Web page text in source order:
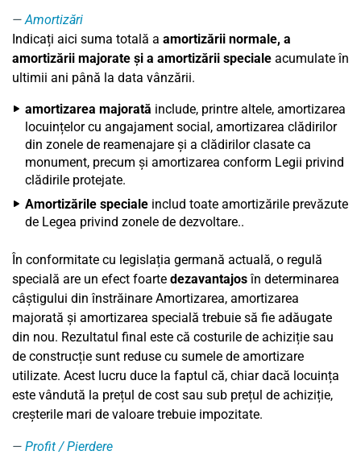
Amortizări
Indicați aici suma totală a amortizării normale, a
amortizării majorate și a amortizării speciale acumulate în
ultimii ani până la data vânzării.
amortizarea majorată include, printre altele, amortizarea
locuințelor cu angajament social, amortizarea clădirilor
din zonele de reamenajare și a clădirilor clasate ca
monument, precum și amortizarea conform Legii privind
clădirile protejate.
Amortizările speciale includ toate amortizările prevăzute
de Legea privind zonele de dezvoltare..
În conformitate cu legislația germană actuală, o regulă
specială are un efect foarte dezavantajosîn determinarea
câștigului din înstrăinare Amortizarea, amortizarea
majorată și amortizarea specială trebuie să fie adăugate
din nou. Rezultatul final este că costurile de achiziție sau
de construcție sunt reduse cu sumele de amortizare
utilizate. Acest lucru duce la faptul că, chiar dacă locuința
este vândută la prețul de cost sau sub prețul de achiziție,
creșterile mari de valoare trebuie impozitate.
Profit / Pierdere